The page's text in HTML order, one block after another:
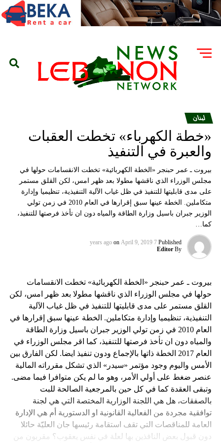
لبنان
«خطة الكهرباء» تخطت العقبات
والعبرة في التنفيذ
بيروت ـ عمر حبنجر «الخطة الكهربائية» تخطت الانقسامات حولها في
مجلس الوزراء الذي ناقشها مطولا بعد ظهر امس، لكن القلق مستمر
على مدى قابليتها للتنفيذ في ظل غياب الآلية التنفيذية، تنظيميا وإدارة
متكاملين. الخطة عينها سبق إقرارها في العام 2010 في زمن تولي
الوزير جبران باسيل وزارة الطاقة والمياه دون ان تأخذ فرصتها للتنفيذ،
كما…
Published
7 years ago
on April 9, 2019
By
Editor
بيروت ـ عمر حبنجر «الخطة الكهربائية» تخطت الانقسامات
حولها في مجلس الوزراء الذي ناقشها مطولا بعد ظهر امس، لكن
القلق مستمر على مدى قابليتها للتنفيذ في ظل غياب الآلية
التنفيذية، تنظيميا وإدارة متكاملين. الخطة عينها سبق إقرارها في
العام 2010 في زمن تولي الوزير جبران باسيل وزارة الطاقة
والمياه دون ان تأخذ فرصتها للتنفيذ، كما اقر مجلس الوزراء في
العام 2017 الخطة ذاتها بالإجماع ودون تنفيذ ايضا. لكن الفارق بين
الأمس واليوم وجود مؤتمر «سيدر» الذي تشكل مقرراته المالية
عنصر ضغط على أولي الأمر، وهو ما لم يكن متوافرا فيما مضى.
وتبقى العقدة كما في كل حين بالمرجعية الصالحة للبت
بالصفقات، هل هي اللجنة الوزارية المختصة التي هي لجنة
توافقية مجردة من الفعالية القانونية او الدستورية أم هي الإدارة
العامة للمناقصات التي تقف استقامة رئيسها جان العليّة حائلا
دون قبول بعض النافذين بها لعلة في نفس يعقوب؟ مقربون من